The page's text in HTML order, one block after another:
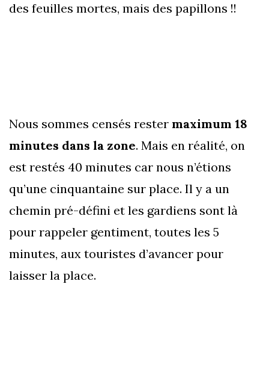
des feuilles mortes, mais des papillons !!
Nous sommes censés rester maximum 18
minutes dans la zone. Mais en réalité, on
est restés 40 minutes car nous n’étions
qu’une cinquantaine sur place. Il y a un
chemin pré-défini et les gardiens sont là
pour rappeler gentiment, toutes les 5
minutes, aux touristes d’avancer pour
laisser la place.